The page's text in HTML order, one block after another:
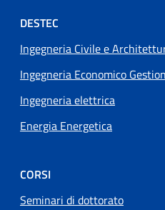
Footer menu
DESTEC
Ingegneria Civile e
Ingegneria Economico
Ingegneria elettrica
Energia Energetica
CORSI
Seminari di dottorato